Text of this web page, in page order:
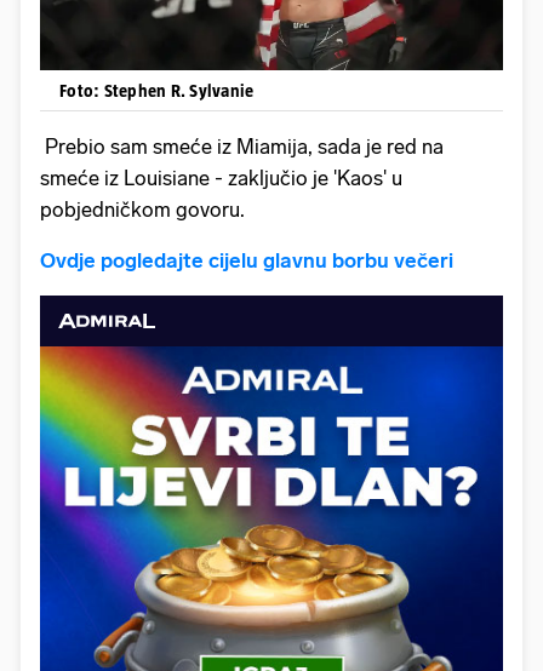
Foto: Stephen R. Sylvanie
Prebio sam smeće iz Miamija, sada je red na
smeće iz Louisiane - zaključio je 'Kaos' u
pobjedničkom govoru.
Ovdje pogledajte cijelu glavnu borbu večeri